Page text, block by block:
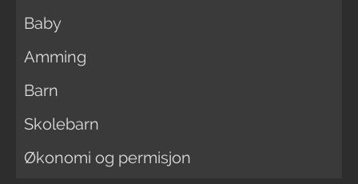
Baby
Amming
Barn
Skolebarn
Økonomi og permisjon